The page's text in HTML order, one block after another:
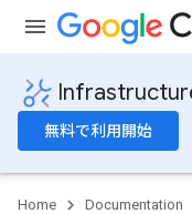
無料で利用開始
Home Documentation